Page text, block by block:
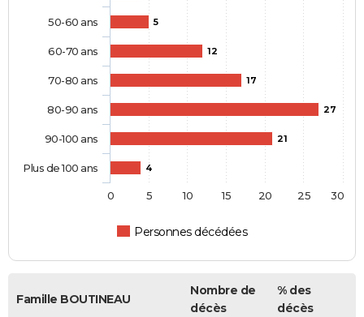
5
12
17
27
21
4
Personnes décédées
50-60 ans
60-70 ans
70-80 ans
80-90 ans
90-100 ans
Plus de 100 ans
0 5 10 15 20 25 30
Famille BOUTINEAU
Nombre de
décès
% des
décès